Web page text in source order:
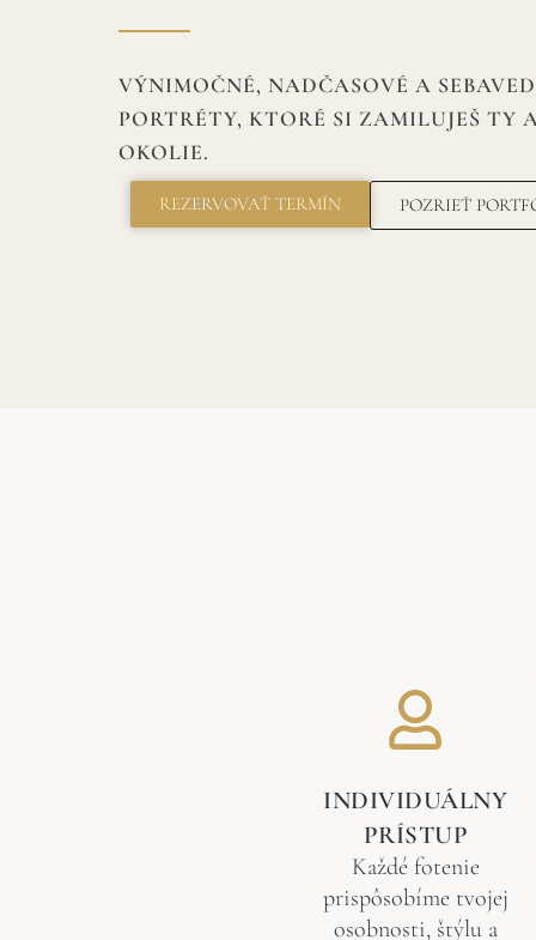
VÝNIMOČNÉ, NADČASOVÉ A
PORTRÉTY, KTORÉ SI ZAMILUJEŠ TY
OKOLIE.
REZERVOVAŤ TERMÍN POZRIEŤ
INDIVIDUÁLNY
PRÍSTUP
Každé fotenie
prispôsobíme tvojej
osobnosti, štýlu a